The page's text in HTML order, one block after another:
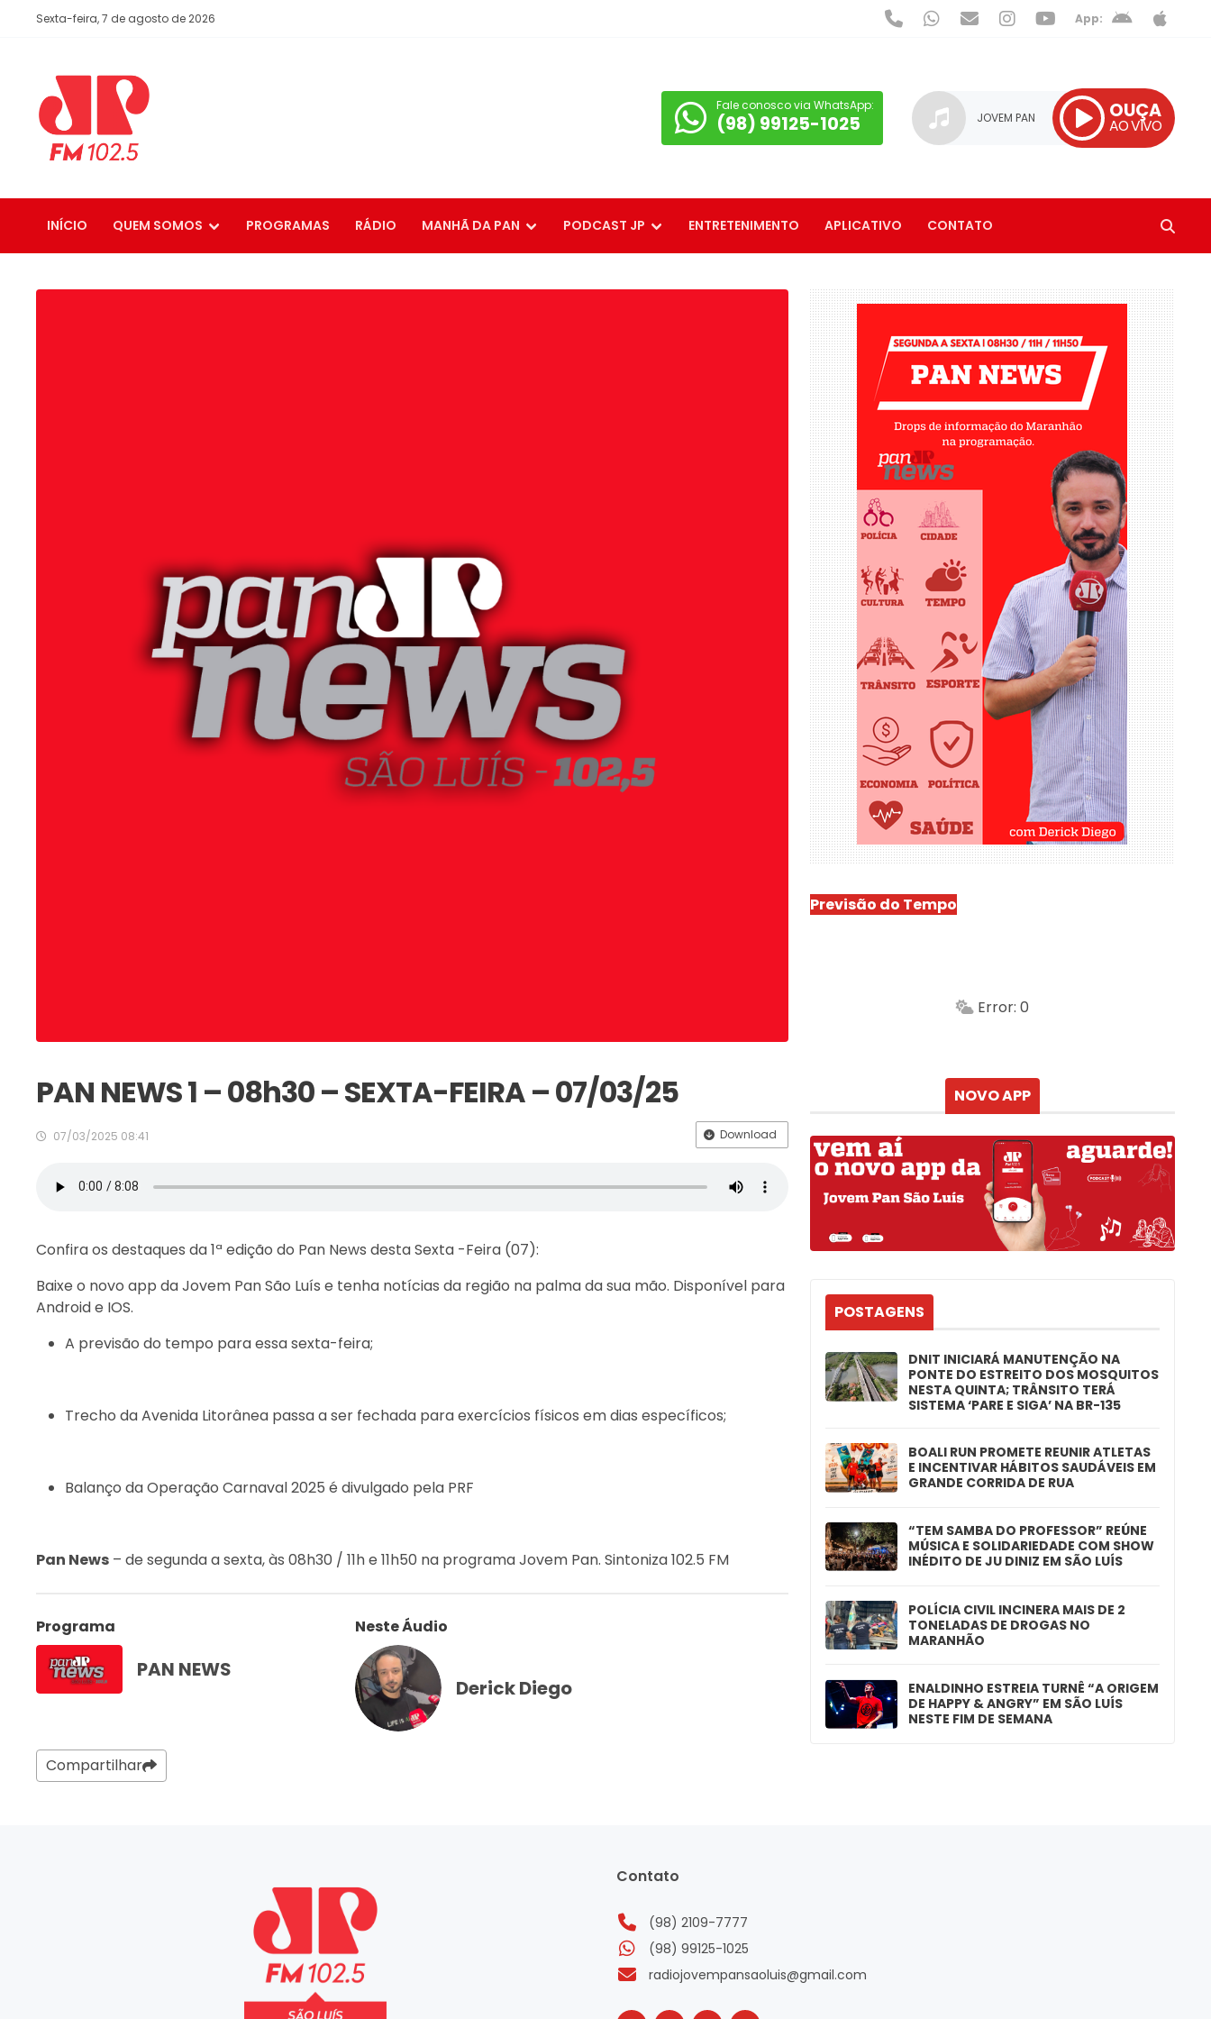
Sexta-feira, 7 de agosto de 2026 App:
Fale conosco via WhatsApp:
(98) 99125-1025 JOVEM PAN OUÇA
AO VIVO
INÍCIO QUEM SOMOS PROGRAMAS RÁDIO MANHÃ DA PAN PODCAST JP ENTRETENIMENTO APLICATIVO CONTATO
PAN NEWS 1 – 08h30 – SEXTA-FEIRA – 07/03/25
07/03/2025 08:41 Download
Confira os destaques da 1ª edição do Pan News desta Sexta -Feira (07):
Baixe o novo app da Jovem Pan São Luís e tenha notícias da região na palma da sua mão. Disponível para
Android e IOS.
A previsão do tempo para essa sexta-feira;
Trecho da Avenida Litorânea passa a ser fechada para exercícios físicos em dias específicos;
Balanço da Operação Carnaval 2025 é divulgado pela PRF
Pan News – de segunda a sexta, às 08h30 / 11h e 11h50 na programa Jovem Pan. Sintoniza 102.5 FM
Programa
PAN NEWS
Neste Áudio
Derick Diego
Compartilhar
Previsão do Tempo
Min.
Error: 0
NOVO APP
POSTAGENS
DNIT INICIARÁ MANUTENÇÃO NA
PONTE DO ESTREITO DOS MOSQUITOS
NESTA QUINTA; TRÂNSITO TERÁ
SISTEMA ‘PARE E SIGA’ NA BR-135
BOALI RUN PROMETE REUNIR ATLETAS
E INCENTIVAR HÁBITOS SAUDÁVEIS EM
GRANDE CORRIDA DE RUA
“TEM SAMBA DO PROFESSOR” REÚNE
MÚSICA E SOLIDARIEDADE COM SHOW
INÉDITO DE JU DINIZ EM SÃO LUÍS
POLÍCIA CIVIL INCINERA MAIS DE 2
TONELADAS DE DROGAS NO
MARANHÃO
ENALDINHO ESTREIA TURNÊ “A ORIGEM
DE HAPPY & ANGRY” EM SÃO LUÍS
NESTE FIM DE SEMANA
Contato
(98) 2109-7777
(98) 99125-1025
radiojovempansaoluis@gmail.com